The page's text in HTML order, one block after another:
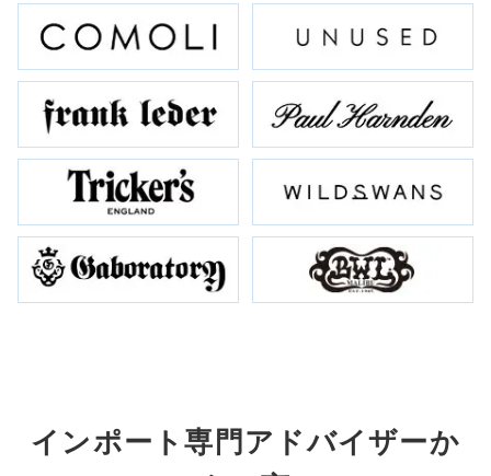
インポート専門アドバイザーか